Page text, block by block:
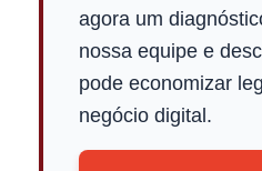
agora um
nossa equipe e
pode economizar
negócio digital.